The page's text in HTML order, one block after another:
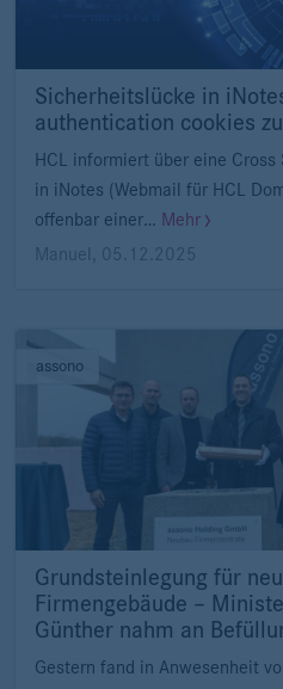
Sicherheitslücke in
authentication cookies zu
HCL informiert über eine
in iNotes (Webmail für HCL
offenbar einer… Mehr
Manuel
05.12.2025
assono
Grundsteinlegung für
Firmengebäude –
Günther nahm an
Gestern fand in Anwesenheit